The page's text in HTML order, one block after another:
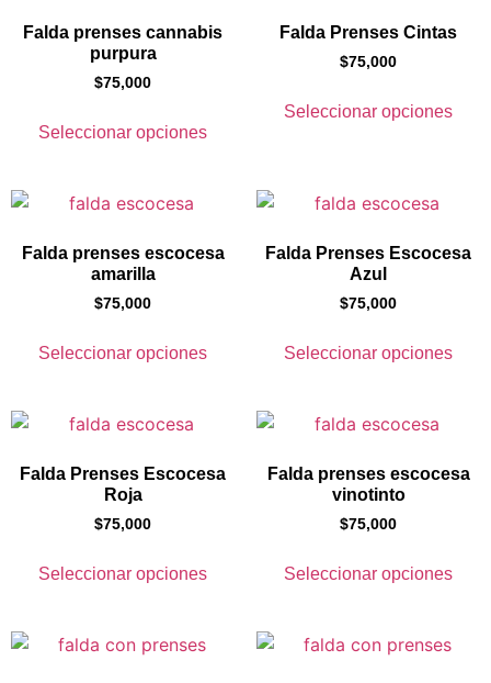
Falda prenses cannabis
purpura
$75,000
Seleccionar opciones
Falda Prenses Cintas
$75,000
Seleccionar opciones
Falda prenses escocesa
amarilla
$75,000
Seleccionar opciones
Falda Prenses Escocesa
Azul
$75,000
Seleccionar opciones
Falda Prenses Escocesa
Roja
$75,000
Seleccionar opciones
Falda prenses escocesa
vinotinto
$75,000
Seleccionar opciones